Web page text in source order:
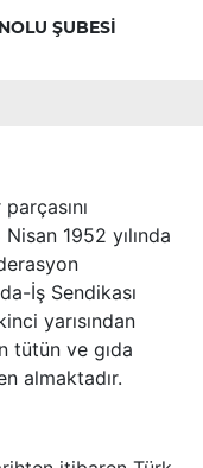
ŞUBESİ
1952 yılında
İş Sendikası
yarısından
tütün ve gıda
almaktadır.